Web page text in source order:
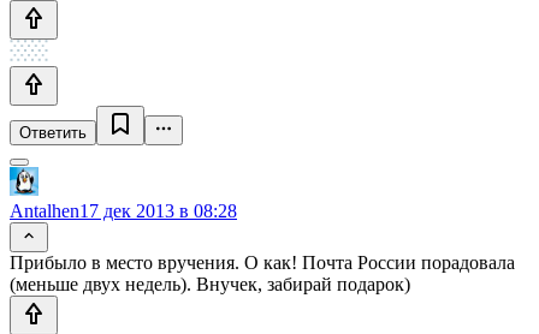
Ответить
Antalhen17 дек 2013 в 08:28
Прибыло в место вручения. О как! Почта России порадовала
(меньше двух недель). Внучек, забирай подарок)